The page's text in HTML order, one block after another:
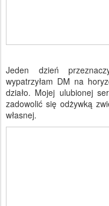
Jeden dzień
wypatrzyłam DM na
działo. Mojej ulubionej
zadowolić się odżywką
własnej.